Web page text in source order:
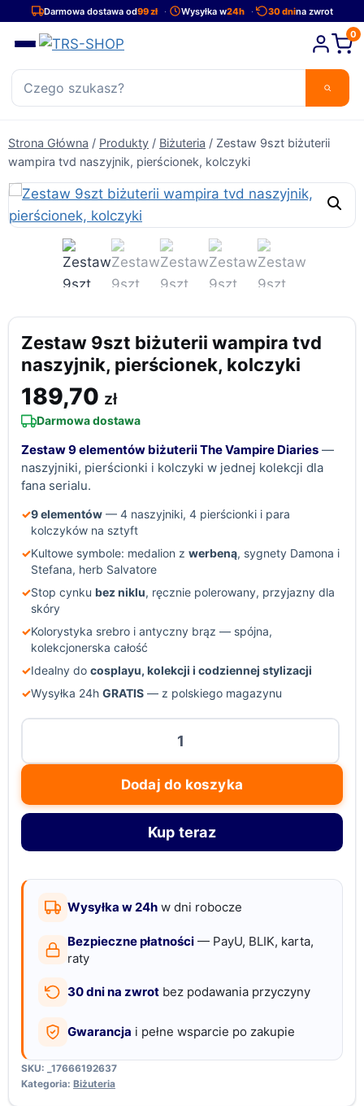
PrzejdźDarmowa dostawa od99 zł Wysyłka w24h 30 dnina zwrot
0
Strona Główna / Produkty / Biżuteria / Zestaw 9szt biżuterii
wampira tvd naszyjnik, pierścionek, kolczyki
Zestaw 9szt biżuterii wampira tvd
naszyjnik, pierścionek, kolczyki
189,70 zł
Darmowa dostawa
Zestaw 9 elementów biżuterii The Vampire Diaries —
naszyjniki, pierścionki i kolczyki w jednej kolekcji dla
fana serialu.
✓9 elementów — 4 naszyjniki, 4 pierścionki i para
kolczyków na sztyft
✓Kultowe symbole: medalion z werbeną, sygnety Damona i
Stefana, herb Salvatore
✓Stop cynku bez niklu, ręcznie polerowany, przyjazny dla
skóry
✓Kolorystyka srebro i antyczny brąz — spójna,
kolekcjonerska całość
✓Idealny do cosplayu, kolekcji i codziennej stylizacji
✓Wysyłka 24h GRATIS — z polskiego magazynu
9szt
biżuterii
wampira
pierścionek,
kolczyki
Dodaj do koszyka
Kup teraz
Wysyłka w 24h w dni robocze
Bezpieczne płatności — PayU, BLIK, karta,
raty
30 dni na zwrot bez podawania przyczyny
Gwarancja i pełne wsparcie po zakupie
SKU: _17666192637
Kategoria: Biżuteria